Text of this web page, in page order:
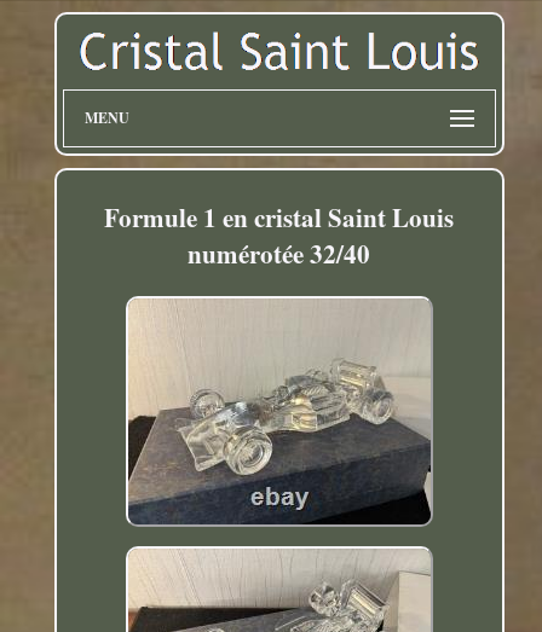
MENU
Formule 1 en cristal Saint Louis
numérotée 32/40